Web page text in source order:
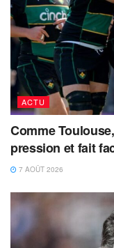
ACTU
Comme
pression et fait
7 AOÛT 2026